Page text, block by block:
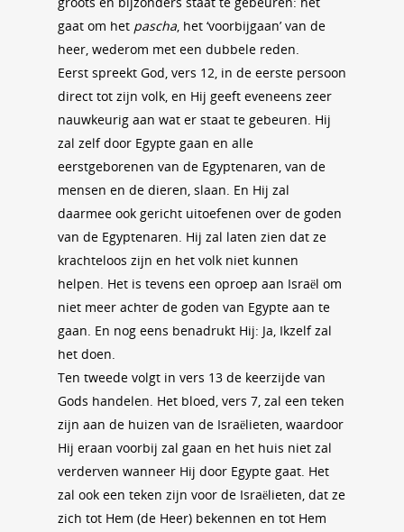
gaat om het pascha, het ‘voorbijgaan’ van de
heer, wederom met een dubbele reden.
Eerst spreekt God, vers 12, in de eerste persoon
direct tot zijn volk, en Hij geeft eveneens zeer
nauwkeurig aan wat er staat te gebeuren. Hij
zal zelf door Egypte gaan en alle
eerstgeborenen van de Egyptenaren, van de
mensen en de dieren, slaan. En Hij zal
daarmee ook gericht uitoefenen over de goden
van de Egyptenaren. Hij zal laten zien dat ze
krachteloos zijn en het volk niet kunnen
helpen. Het is tevens een oproep aan Israël om
niet meer achter de goden van Egypte aan te
gaan. En nog eens benadrukt Hij: Ja, Ikzelf zal
het doen.
Ten tweede volgt in vers 13 de keerzijde van
Gods handelen. Het bloed, vers 7, zal een teken
zijn aan de huizen van de Israëlieten, waardoor
Hij eraan voorbij zal gaan en het huis niet zal
verderven wanneer Hij door Egypte gaat. Het
zal ook een teken zijn voor de Israëlieten, dat ze
zich tot Hem (de Heer) bekennen en tot Hem